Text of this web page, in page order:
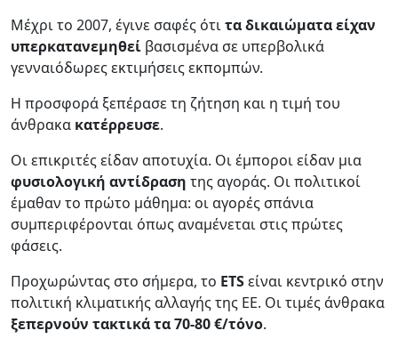
Μέχρι το 2007, έγινε σαφές ότιταδικαιώματαείχαν
υπερκατανεμηθεί βασισμένα σε υπερβολικά
γενναιόδωρες εκτιμήσεις εκπομπών.
Η προσφορά ξεπέρασε τη ζήτηση και η τιμή του
άνθρακα κατέρρευσε.
Οι επικριτές είδαν αποτυχία. Οι έμποροι είδαν μια
φυσιολογική αντίδραση της αγοράς. Οι πολιτικοί
έμαθαν το πρώτο μάθημα: οι αγορές σπάνια
συμπεριφέρονται όπως αναμένεται στις πρώτες
φάσεις.
Προχωρώντας στο σήμερα, το ETSείναι κεντρικό στην
πολιτική κλιματικής αλλαγής της ΕΕ. Οι τιμές άνθρακα
ξεπερνούν τακτικά τα 70-80 €/τόνο.